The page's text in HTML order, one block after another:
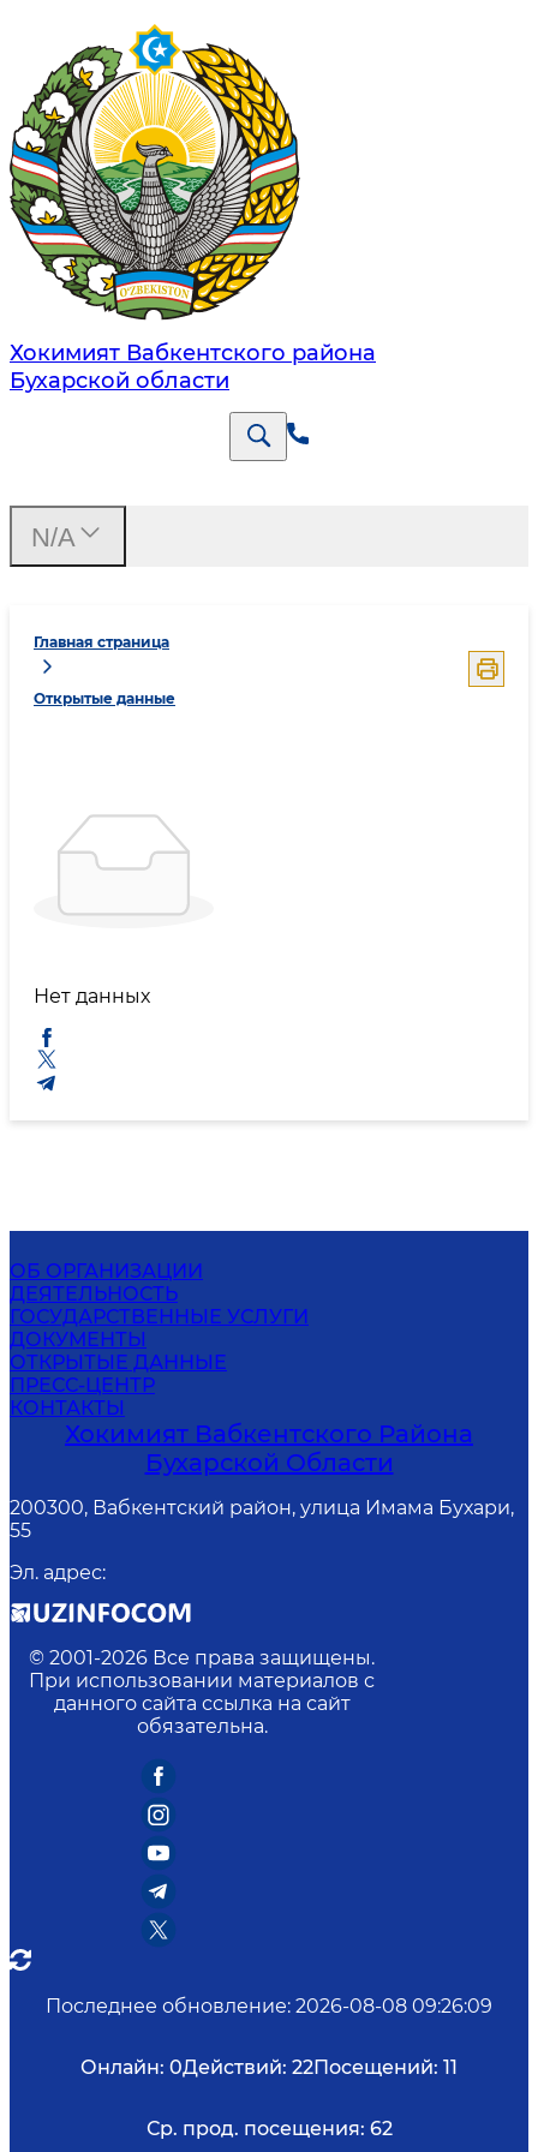
Хокимият Вабкентского района
Бухарской области
Главная страница
Открытые данные
Нет данных
N/A
ОБ ОРГАНИЗАЦИИ
ДЕЯТЕЛЬНОСТЬ
ГОСУДАРСТВЕННЫЕ УСЛУГИ
ДОКУМЕНТЫ
ОТКРЫТЫЕ ДАННЫЕ
ПРЕСС-ЦЕНТР
КОНТАКТЫ
Хокимият Вабкентского Района
Бухарской Области
200300, Вабкентский район, улица Имама Бухари,
55
Эл. адрес:
© 2001-2026 Все права защищены.
При использовании материалов с
данного сайта ссылка на сайт
обязательна.
Последнее обновление: 2026-08-08 09:26:09
Онлайн: 0Действий: 22Посещений: 11
Ср. прод. посещения: 62